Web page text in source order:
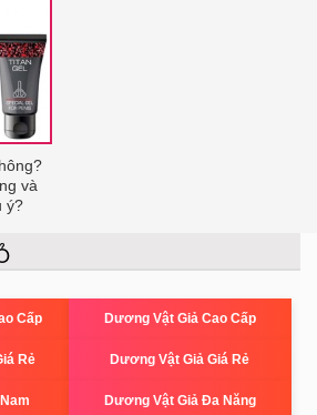
và
ý?
Cấp Dương Vật Giả Cao Cấp
Rẻ Dương Vật Giả Giá Rẻ
Dương Vật Giả Đa Năng